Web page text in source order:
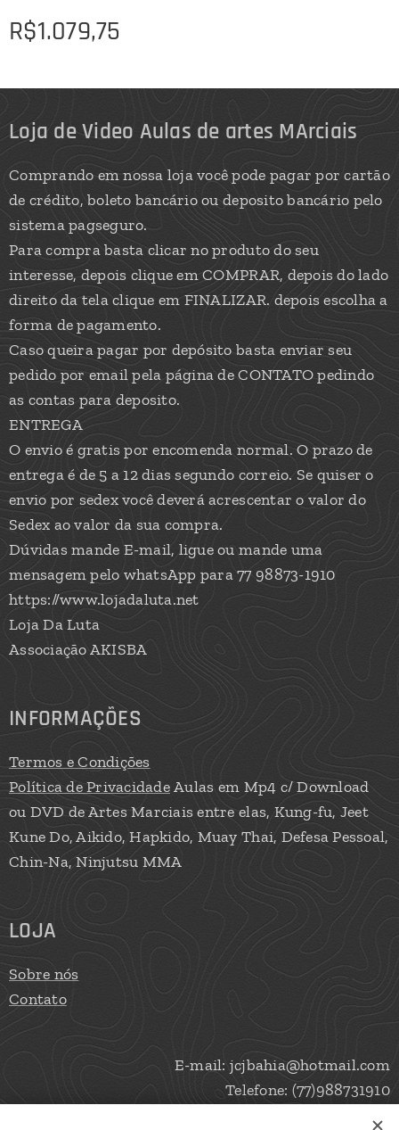
R$1.079,75
Loja de Video Aulas de artes MArciais
Comprando em nossa loja você pode pagar por cartão
de crédito, boleto bancário ou deposito bancário pelo
sistema pagseguro.
Para compra basta clicar no produto do seu
interesse, depois clique em COMPRAR, depois do lado
direito da tela clique em FINALIZAR. depois escolha a
forma de pagamento.
Caso queira pagar por depósito basta enviar seu
pedido por email pela página de CONTATO pedindo
as contas para deposito.
ENTREGA
O envio é gratis por encomenda normal. O prazo de
entrega é de 5 a 12 dias segundo correio. Se quiser o
envio por sedex você deverá acrescentar o valor do
Sedex ao valor da sua compra.
Dúvidas mande E-mail, ligue ou mande uma
mensagem pelo whatsApp para 77 98873-1910
https://www.lojadaluta.net
Loja Da Luta
Associação AKISBA
INFORMAÇÕES
Termos e Condições
Política de PrivacidadeAulas em Mp4 c/ Download
ou DVD de Artes Marciais entre elas, Kung-fu, Jeet
Kune Do, Aikido, Hapkido, Muay Thai, Defesa Pessoal,
Chin-Na, Ninjutsu MMA
LOJA
Sobre nós
Contato
E-mail: jcjbahia@hotmail.com
Telefone: (77)988731910